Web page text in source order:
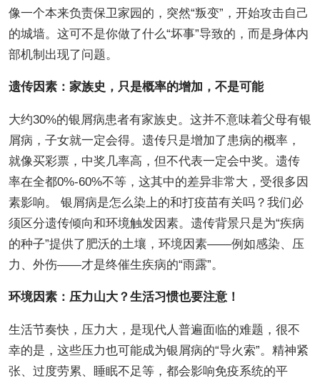
像一个本来负责保卫家园的，突然“叛变”，开始攻击自己
的城墙。这可不是你做了什么“坏事”导致的，而是身体内
部机制出现了问题。
遗传因素：家族史，只是概率的增加，不是可能
大约30%的银屑病患者有家族史。这并不意味着父母有银
屑病，子女就一定会得。遗传只是增加了患病的概率，
就像买彩票，中奖几率高，但不代表一定会中奖。遗传
率在全都0%-60%不等，这其中的差异非常大，受很多因
素影响。 银屑病是怎么染上的和打疫苗有关吗？我们必
须区分遗传倾向和环境触发因素。遗传背景只是为“疾病
的种子”提供了肥沃的土壤，环境因素——例如感染、压
力、外伤——才是终催生疾病的“雨露”。
环境因素：压力山大？生活习惯也要注意！
生活节奏快，压力大，是现代人普遍面临的难题，很不
幸的是，这些压力也可能成为银屑病的“导火索”。精神紧
张、过度劳累、睡眠不足等，都会影响免疫系统的平